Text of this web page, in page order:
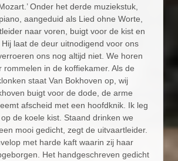
Onder het derde muziekstuk,
aangeduid als Lied ohne Worte,
naar voren, buigt voor de kist en
laat de deur uitnodigend voor ons
ons nog altijd niet. We horen
rommelen in de koffiekamer. Als de
staat Van Bokhoven op, wij
buigt voor de dode, de arme
afscheid met een hoofdknik. Ik leg
de koele kist. Staand drinken we
mooi gedicht, zegt de uitvaartleider.
met harde kaft waarin zij haar
Het handgeschreven gedicht